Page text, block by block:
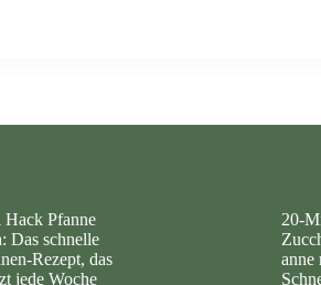
Hack Pfanne
Das schnelle
Rezept, das
jede Woche
anne